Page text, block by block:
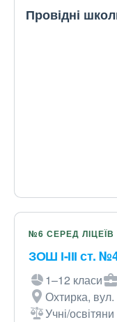
Провідні
№6 СЕРЕД
ЗОШ І-ІІІ ст.
1–12 класи
Охтирка,
Учні/